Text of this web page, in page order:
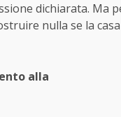
dichiarata.
nulla se la
alla